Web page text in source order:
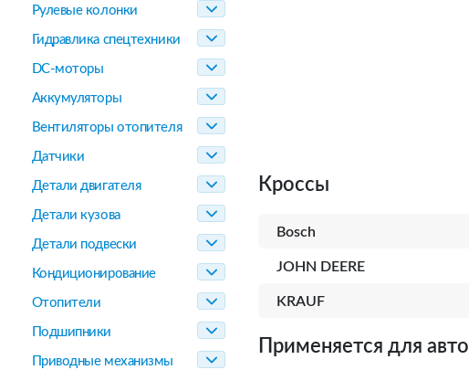
Рулевые колонки
Гидравлика спецтехники
DC-моторы
Аккумуляторы
Вентиляторы отопителя
Датчики
Детали двигателя
Детали кузова
Детали подвески
Кондиционирование
Отопители
Подшипники
Приводные механизмы
Кроссы
Bosch
JOHN DEERE
KRAUF
Применяется для авто